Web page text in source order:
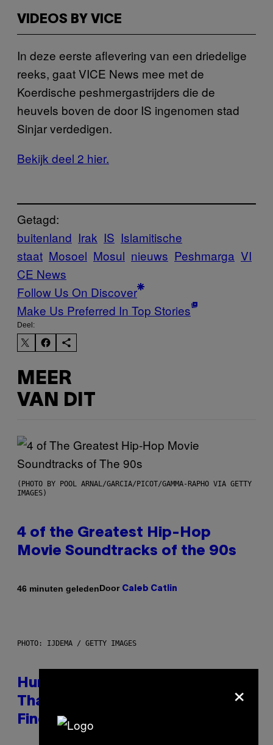
VIDEOS BY VICE
In deze eerste aflevering van een driedelige
reeks, gaat VICE News mee met de
Koerdische peshmergastrijders die de
heuvels boven de door IS ingenomen stad
Sinjar verdedigen.
Bekijk deel 2 hier.
Getagd:
buitenland Irak IS Islamitische
staat Mosoel Mosul nieuws Peshmarga VI
CE News
Follow Us On Discover
Make Us Preferred In Top Stories
Deel:
MEER
VAN DIT
(PHOTO BY POOL ARNAL/GARCIA/PICOT/GAMMA-RAPHO VIA GETTY
IMAGES)
4 of the Greatest Hip-Hop
Movie Soundtracks of the 90s
46 minuten geledenDoor Caleb Catlin
PHOTO: IJDEMA / GETTY IMAGES
Humans Aren’t the Only Animals
That Keep Pets, New Study
Finds
×